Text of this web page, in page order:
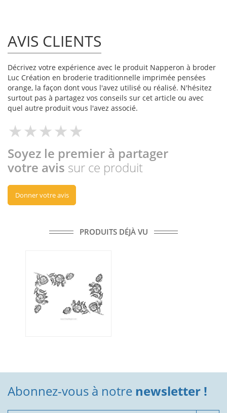
AVIS CLIENTS
Décrivez votre expérience avec le produit Napperon à broder
Luc Création en broderie traditionnelle imprimée pensées
orange, la façon dont vous l'avez utilisé ou réalisé. N'hésitez
surtout pas à partagez vos conseils sur cet article ou avec
quel autre produit vous l'avez associé.
Soyez le premier à partager
votre avis sur ce produit
Donner votre avis
PRODUITS DÉJÀ VU
Abonnez-vous à notre newsletter !